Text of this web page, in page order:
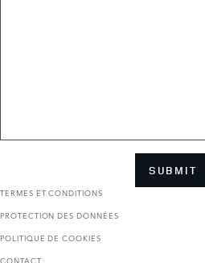
SUBMIT
TERMES ET CONDITIONS
PROTECTION DES DONNÉES
POLITIQUE DE COOKIES
CONTACT